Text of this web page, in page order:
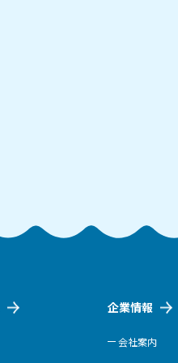
企業情報
会社案内